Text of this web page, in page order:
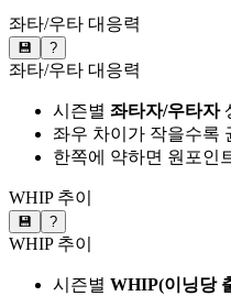
좌타/우타 대응력
💾 ?
좌타/우타 대응력
시즌별 좌타자/우타자
좌우 차이가 작을수록
한쪽에 약하면 원포인
WHIP 추이
💾 ?
WHIP 추이
시즌별 WHIP(이닝당